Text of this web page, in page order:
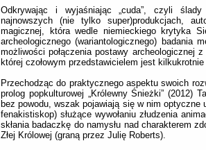
Odkrywając i wyjaśniając „cuda”, czyli ślady
najnowszych (nie tylko super)produkcjach,
magicznej, która wedle niemieckiego krytyka
archeologicznego (wariantologicznego) badania
możliwości połączenia postawy archeologicznej
której czołowym przedstawicielem jest
Przechodząc do praktycznego aspektu swoich
prolog popkulturowej „Królewny Śnieżki” (2012)
bez powodu, wszak pojawiają się w nim
fenakistiskop) służące wywołaniu złudzenia
skłania badaczkę do namysłu nad charakterem
Złej Królowej (graną przez Julię Roberts).